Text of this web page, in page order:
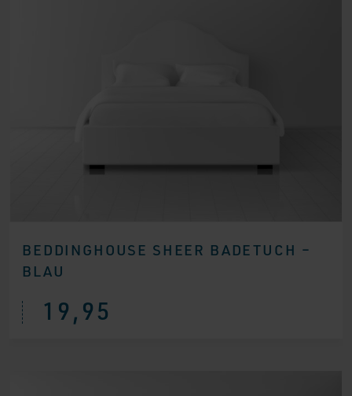
BEDDINGHOUSE SHEER BADETUCH –
BLAU
19,95